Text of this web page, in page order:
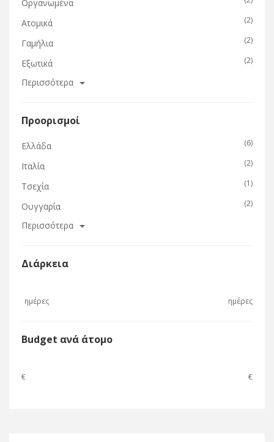
Oργανωμένα
Ατομικά (2)
Γαμήλια (2)
Εξωτικά (2)
Περισσότερα
Προορισμοί
Ελλάδα (6)
Ιταλία (2)
Τσεχία (1)
Ουγγαρία (2)
Περισσότερα
Διάρκεια
ημέρες ημέρες
Budget ανά άτομο
€ €